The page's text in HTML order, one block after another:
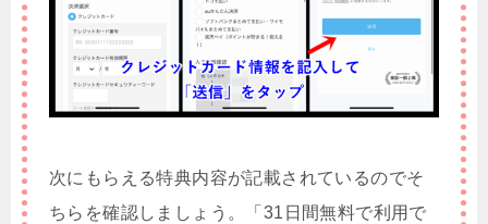
次にもらえる特典内容が記載されているのでそ
ちらを確認しましょう。「31日間無料で利用で